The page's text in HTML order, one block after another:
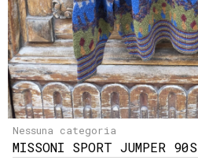
Nessuna categoria
MISSONI SPORT JUMPER 90S